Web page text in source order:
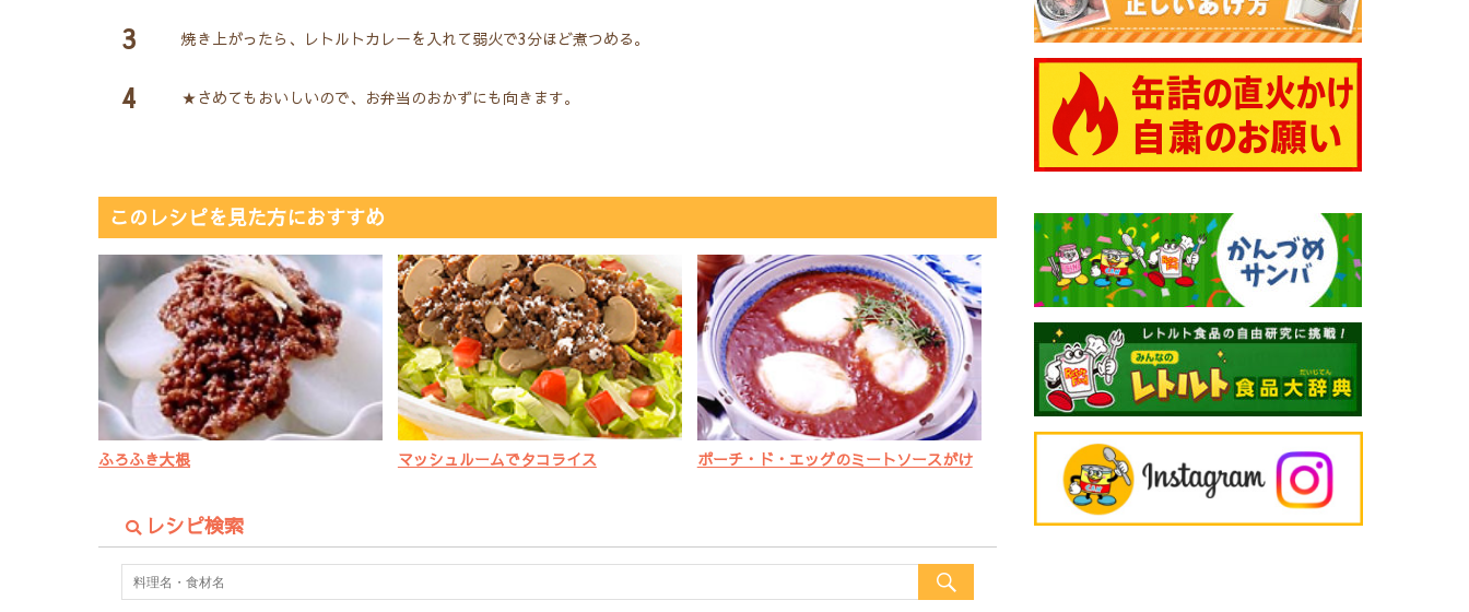
3 焼き上がったら、レトルトカレーを入れて弱火で3分ほど煮つめる。
4 ★さめてもおいしいので、お弁当のおかずにも向きます。
このレシピを見た方におすすめ
ふろふき大根 マッシュルームでタコライス ポーチ・ド・エッグのミートソースがけ
レシピ検索